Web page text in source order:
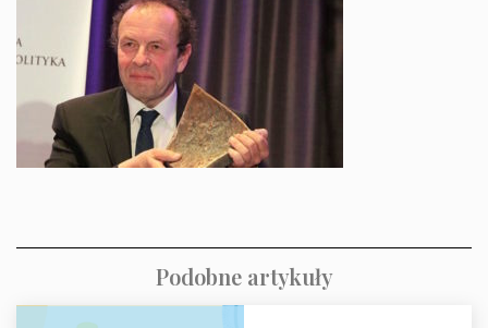
Podobne artykuły